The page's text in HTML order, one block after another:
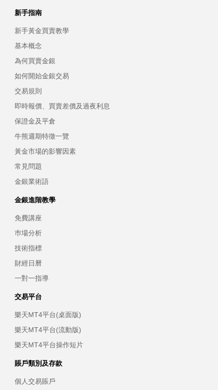
新手指南
新手黃金買賣教學
基本概念
為何買賣金銀
如何開始金銀交易
交易規則
即時報價、買賣差價及過夜利息
保證金及平倉
牛熊週期特徵一覽
黃金市場的影響因素
常見問題
金銀業術語
金銀進階教學
免費講座
巿場分析
技術指標
財經日曆
一對一指導
交易平台
樂天MT4平台(桌面版)
樂天MT4平台(流動版)
樂天MT4平台操作短片
賬戶類別及存款
個人交易賬戶